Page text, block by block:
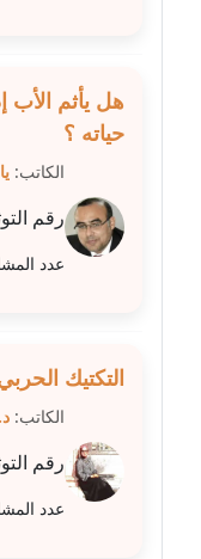
مدونة عبير
عاملة
مدونة عبير سعد
عاملة
مدونة عبير عبد
مدونة عبير
مدونة عبير محمد
عاملة
هل يأثم الأب
حياته ؟
الكاتب:
رقم
عدد
التكتيك
الكاتب:
رقم
عدد